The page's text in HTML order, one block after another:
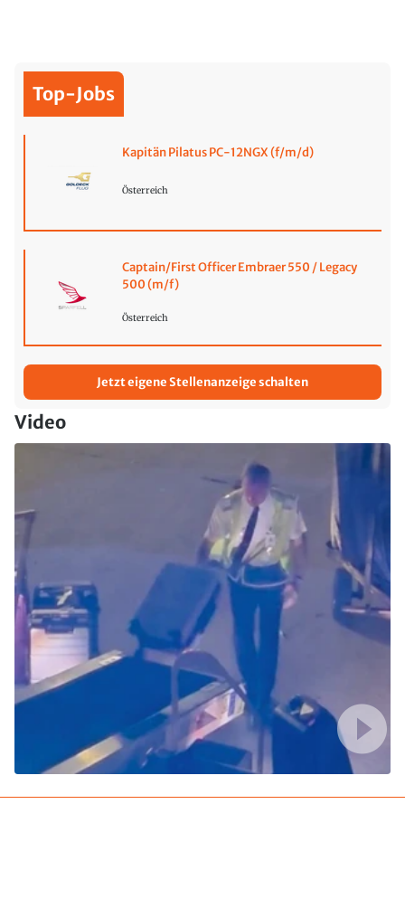
Top-Jobs
Kapitän Pilatus PC-12NGX (f/m/d)
Österreich
Captain/First Officer Embraer 550 / Legacy
500 (m/f)
Österreich
Jetzt eigene Stellenanzeige schalten
Video